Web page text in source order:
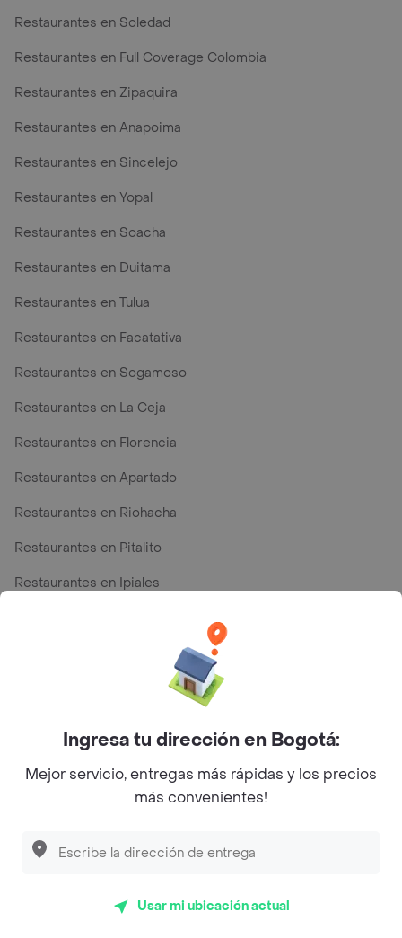
Restaurantes en Soledad
Restaurantes en Full Coverage Colombia
Restaurantes en Zipaquira
Restaurantes en Anapoima
Restaurantes en Sincelejo
Restaurantes en Yopal
Restaurantes en Soacha
Restaurantes en Duitama
Restaurantes en Tulua
Restaurantes en Facatativa
Restaurantes en Sogamoso
Restaurantes en La Ceja
Restaurantes en Florencia
Restaurantes en Apartado
Restaurantes en Riohacha
Restaurantes en Pitalito
Restaurantes en Ipiales
Top Marcas y Cadenas de Restaurantes
Encuéntranos en estos países
App Store Google play AppGallery
Ingresa tu dirección en Bogotá:
Mejor servicio, entregas más rápidas y los precios
más convenientes!
Usar mi ubicación actual